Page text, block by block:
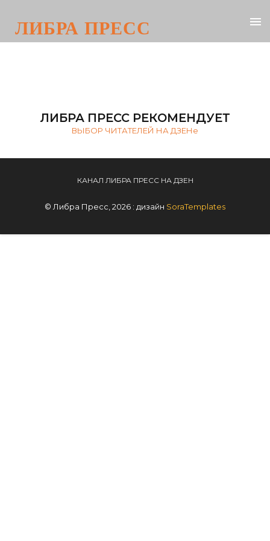
ЛИБРА ПРЕСС
ЛИБРА ПРЕСС РЕКОМЕНДУЕТ
ВЫБОР ЧИТАТЕЛЕЙ НА ДЗЕНе
КАНАЛ ЛИБРА ПРЕСС НА ДЗЕН
© Либра Пресс, 2026 : дизайн SoraTemplates